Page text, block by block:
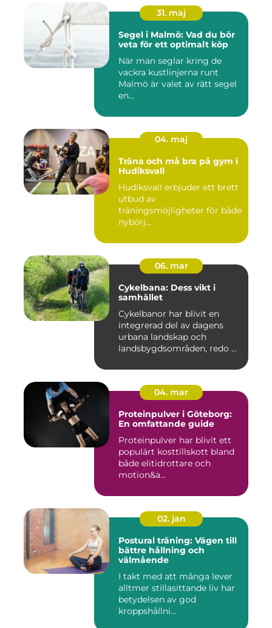
31. maj
Segel i Malmö: Vad du bör
veta för ett optimalt köp
När man seglar kring de
vackra kustlinjerna runt
Malmö är valet av rätt segel
en...
04. maj
Träna och må bra på gym i
Hudiksvall
Hudiksvall erbjuder ett brett
utbud av
träningsmöjligheter för både
nybörj...
06. mar
Cykelbana: Dess vikt i
samhället
Cykelbanor har blivit en
integrerad del av dagens
urbana landskap och
landsbygdsområden, redo ...
04. mar
Proteinpulver i Göteborg:
En omfattande guide
Proteinpulver har blivit ett
populärt kosttillskott bland
både elitidrottare och
motion&a...
02. jan
Postural träning: Vägen till
bättre hållning och
välmående
I takt med att många lever
alltmer stillasittande liv har
betydelsen av god
kroppshållni...